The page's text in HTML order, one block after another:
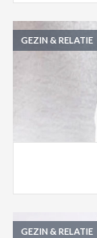
GEZIN & RELATIE
GEZIN & RELATIE